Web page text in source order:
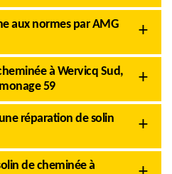
aux normes par AMG
à Wervicq Sud,
59
réparation de solin
de cheminée à